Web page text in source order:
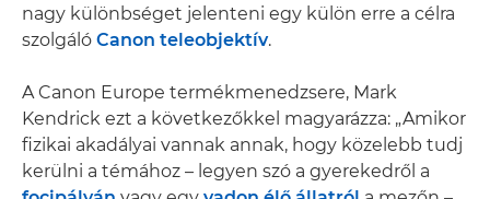
nagy különbséget jelenteni egy külön erre a célra
szolgáló Canon teleobjektív.
A Canon Europe termékmenedzsere, Mark
Kendrick ezt a következőkkel magyarázza: „Amikor
fizikai akadályai vannak annak, hogy közelebb tudj
kerülni a témához – legyen szó a gyerekedről a